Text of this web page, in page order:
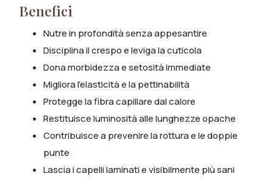
Benefici
Nutre in profondità senza appesantire
Disciplina il crespo e leviga la cuticola
Dona morbidezza e setosità immediate
Migliora l’elasticità e la pettinabilità
Protegge la fibra capillare dal calore
Restituisce luminosità alle lunghezze opache
Contribuisce a prevenire la rottura e le doppie
punte
Lascia i capelli laminati e visibilmente più sani